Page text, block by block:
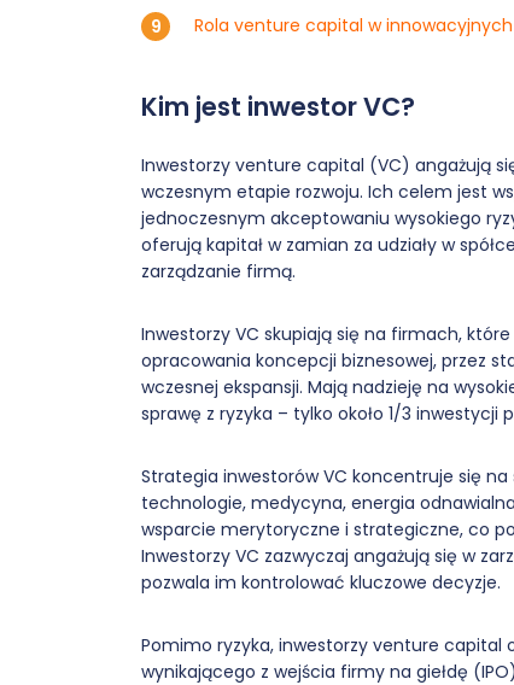
Rola venture capital w
Kim jest inwestor VC?
Inwestorzy venture capital (VC) angażują
wczesnym etapie rozwoju. Ich celem jest
jednoczesnym akceptowaniu wysokiego
oferują kapitał w zamian za udziały w
zarządzanie firmą.
Inwestorzy VC skupiają się na firmach,
opracowania koncepcji biznesowej, przez
wczesnej ekspansji. Mają nadzieję na
sprawę z ryzyka – tylko około 1/3
Strategia inwestorów VC koncentruje się
technologie, medycyna, energia
wsparcie merytoryczne i strategiczne, co
Inwestorzy VC zazwyczaj angażują się w
pozwala im kontrolować kluczowe decyzje.
Pomimo ryzyka, inwestorzy venture capital
wynikającego z wejścia firmy na giełdę